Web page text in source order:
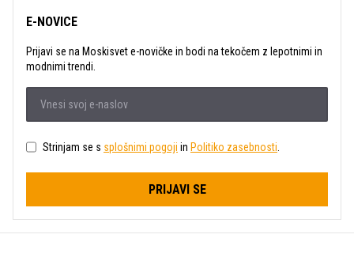
E-NOVICE
Prijavi se na Moskisvet e-novičke in bodi na tekočem z lepotnimi in
modnimi trendi.
Strinjam se s splošnimi pogoji in Politiko zasebnosti
PRIJAVI SE